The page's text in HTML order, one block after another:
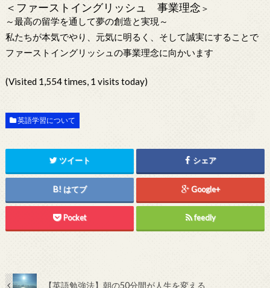
＜ファーストイングリッシュ 事業理念 ＞
～最高の留学を通して夢の創造と実現～
私たちが本気でやり、元気に明るく、そして誠実にすることで
ファーストイングリッシュの事業理念に向かいます
(Visited 1,554 times, 1 visits today)
英語学習について
ツイート シェア
はてブ Google+
Pocket feedly
【英語勉強法】朝の50分間が人生を変える